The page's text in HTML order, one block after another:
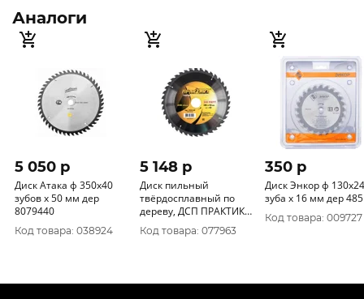
Аналоги
5 050 p
Диск Атака ф 350х40
зубов х 50 мм дер
8079440
Код товара: 038924
5 148 p
Диск пильный
твёрдосплавный по
дереву, ДСП ПРАКТИКА
350 х 50 мм, 40 зубов
030-542
Код товара: 077963
350 p
Диск Энкор ф 130х24
зуба х 16 мм дер
Код товара: 009727